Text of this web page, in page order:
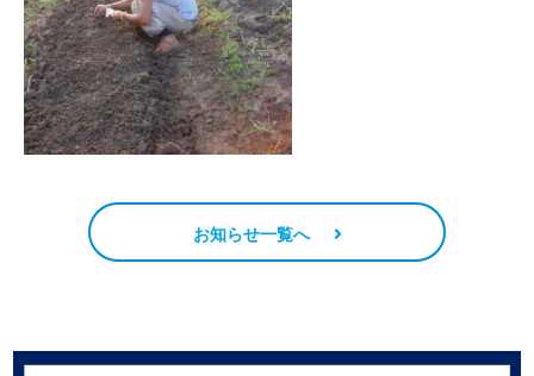
お知らせ一覧へ